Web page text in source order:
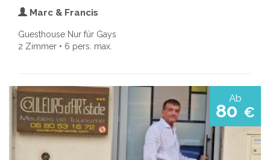
Marc & Francis
Guesthouse Nur für Gays
2 Zimmer • 6 pers. max.
Ab
80 €